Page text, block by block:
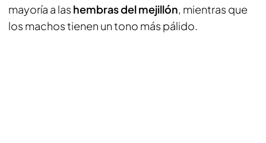
mayoría a las hembras del mejillón, mientras que
los machos tienen un tono más pálido.